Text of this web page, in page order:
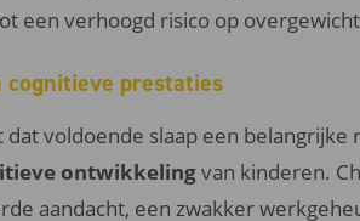
een verhoogd risico op
cognitieve prestaties
voldoende slaap een belangrijke
ontwikkelingvan kinderen.
aandacht, een zwakker